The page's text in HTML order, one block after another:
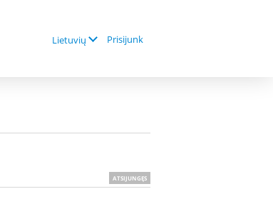
Lietuvių Prisijunk
ATSIJUNGĘS